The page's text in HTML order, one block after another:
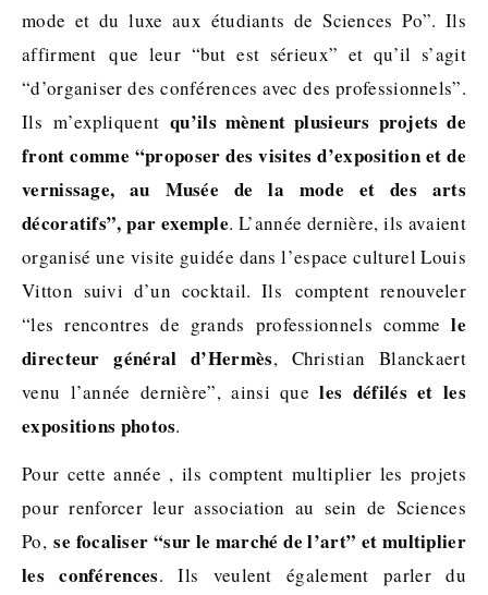
mode et du luxe aux étudiants de Sciences Po”. Ils
affirment que leur “but est sérieux” et qu’il s’agit
“d’organiser des conférences avec des professionnels”.
Ils m’expliquent qu’ils mènent plusieurs projets de
front comme “proposer des visites d’exposition et de
vernissage, au Musée de la mode et des arts
décoratifs”, par exemple. L’année dernière, ils avaient
organisé une visite guidée dans l’espace culturel Louis
Vitton suivi d’un cocktail. Ils comptent renouveler
“les rencontres de grands professionnels commele
directeur général d’Hermès, Christian Blanckaert
venu l’année dernière”, ainsi queles défilés et les
expositions photos.
Pour cette année , ils comptent multiplier les projets
pour renforcer leur association au sein de Sciences
Po,se focaliser “sur le marché de l’art” et multiplier
les conférences. Ils veulent également parler du